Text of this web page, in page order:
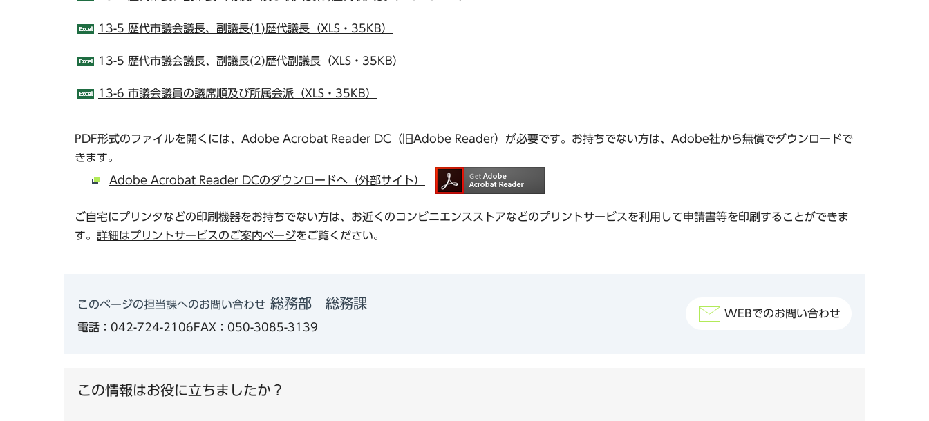
13-5 歴代市議会議長、副議長(1)歴代議長（XLS・35KB）
13-5 歴代市議会議長、副議長(2)歴代副議長（XLS・35KB）
13-6 市議会議員の議席順及び所属会派（XLS・35KB）
PDF形式のファイルを開くには、Adobe Acrobat Reader DC（旧Adobe Reader）が必要です。お持ちでない方は、Adobe社から無償でダウンロードで
きます。
Adobe Acrobat Reader DCのダウンロードへ（外部サイト）
ご自宅にプリンタなどの印刷機器をお持ちでない方は、お近くのコンビニエンスストアなどのプリントサービスを利用して申請書等を印刷することができま
す。 詳細はプリントサービスのご案内ページをご覧ください。
このページの担当課へのお問い合わせ 総務部 総務課
電話：042-724-2106FAX：050-3085-3139
WEBでのお問い合わせ
この情報はお役に立ちましたか？